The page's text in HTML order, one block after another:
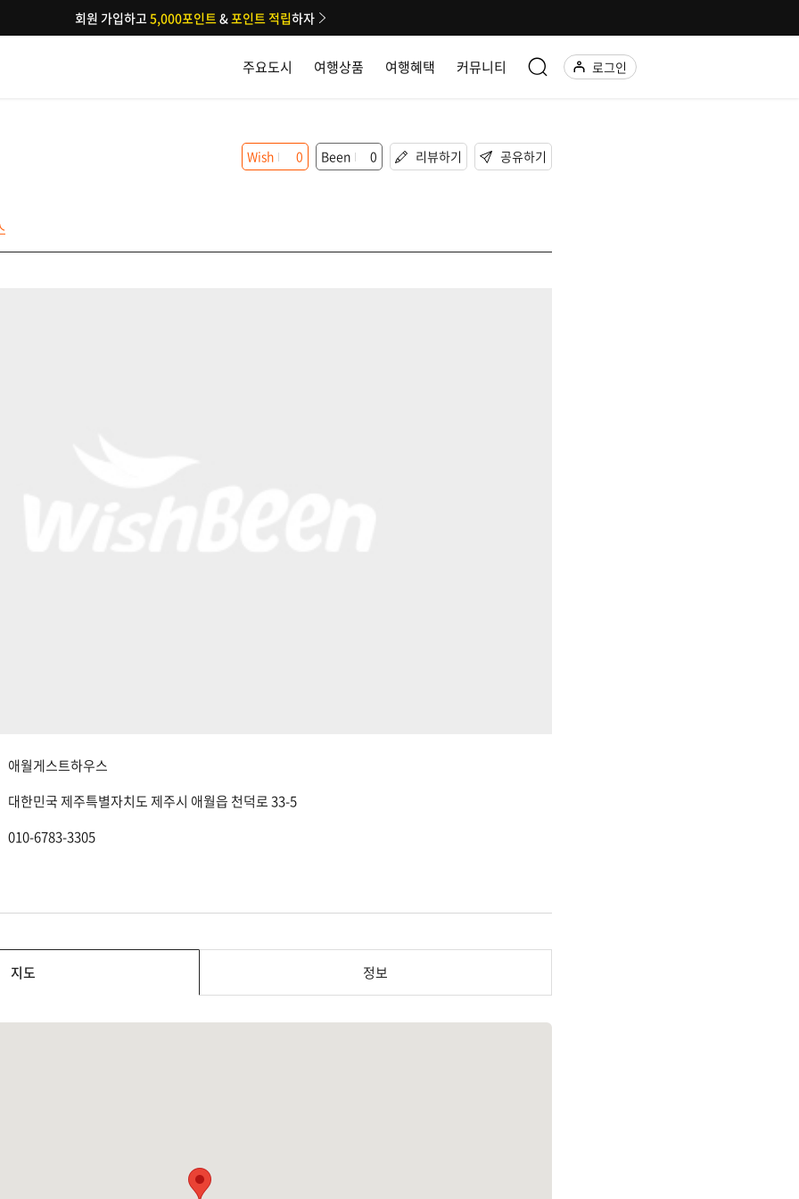
주요도시 여행상품 여행혜택 커뮤니티 로그인
회원 가입하고5,000포인트&포인트 적립하자
Wish 0 Been 0 리뷰하기 공유하기
애월게스트하우스
대한민국 제주특별자치도 제주시 애월읍 천덕로 33-5
010-6783-3305
지도 정보